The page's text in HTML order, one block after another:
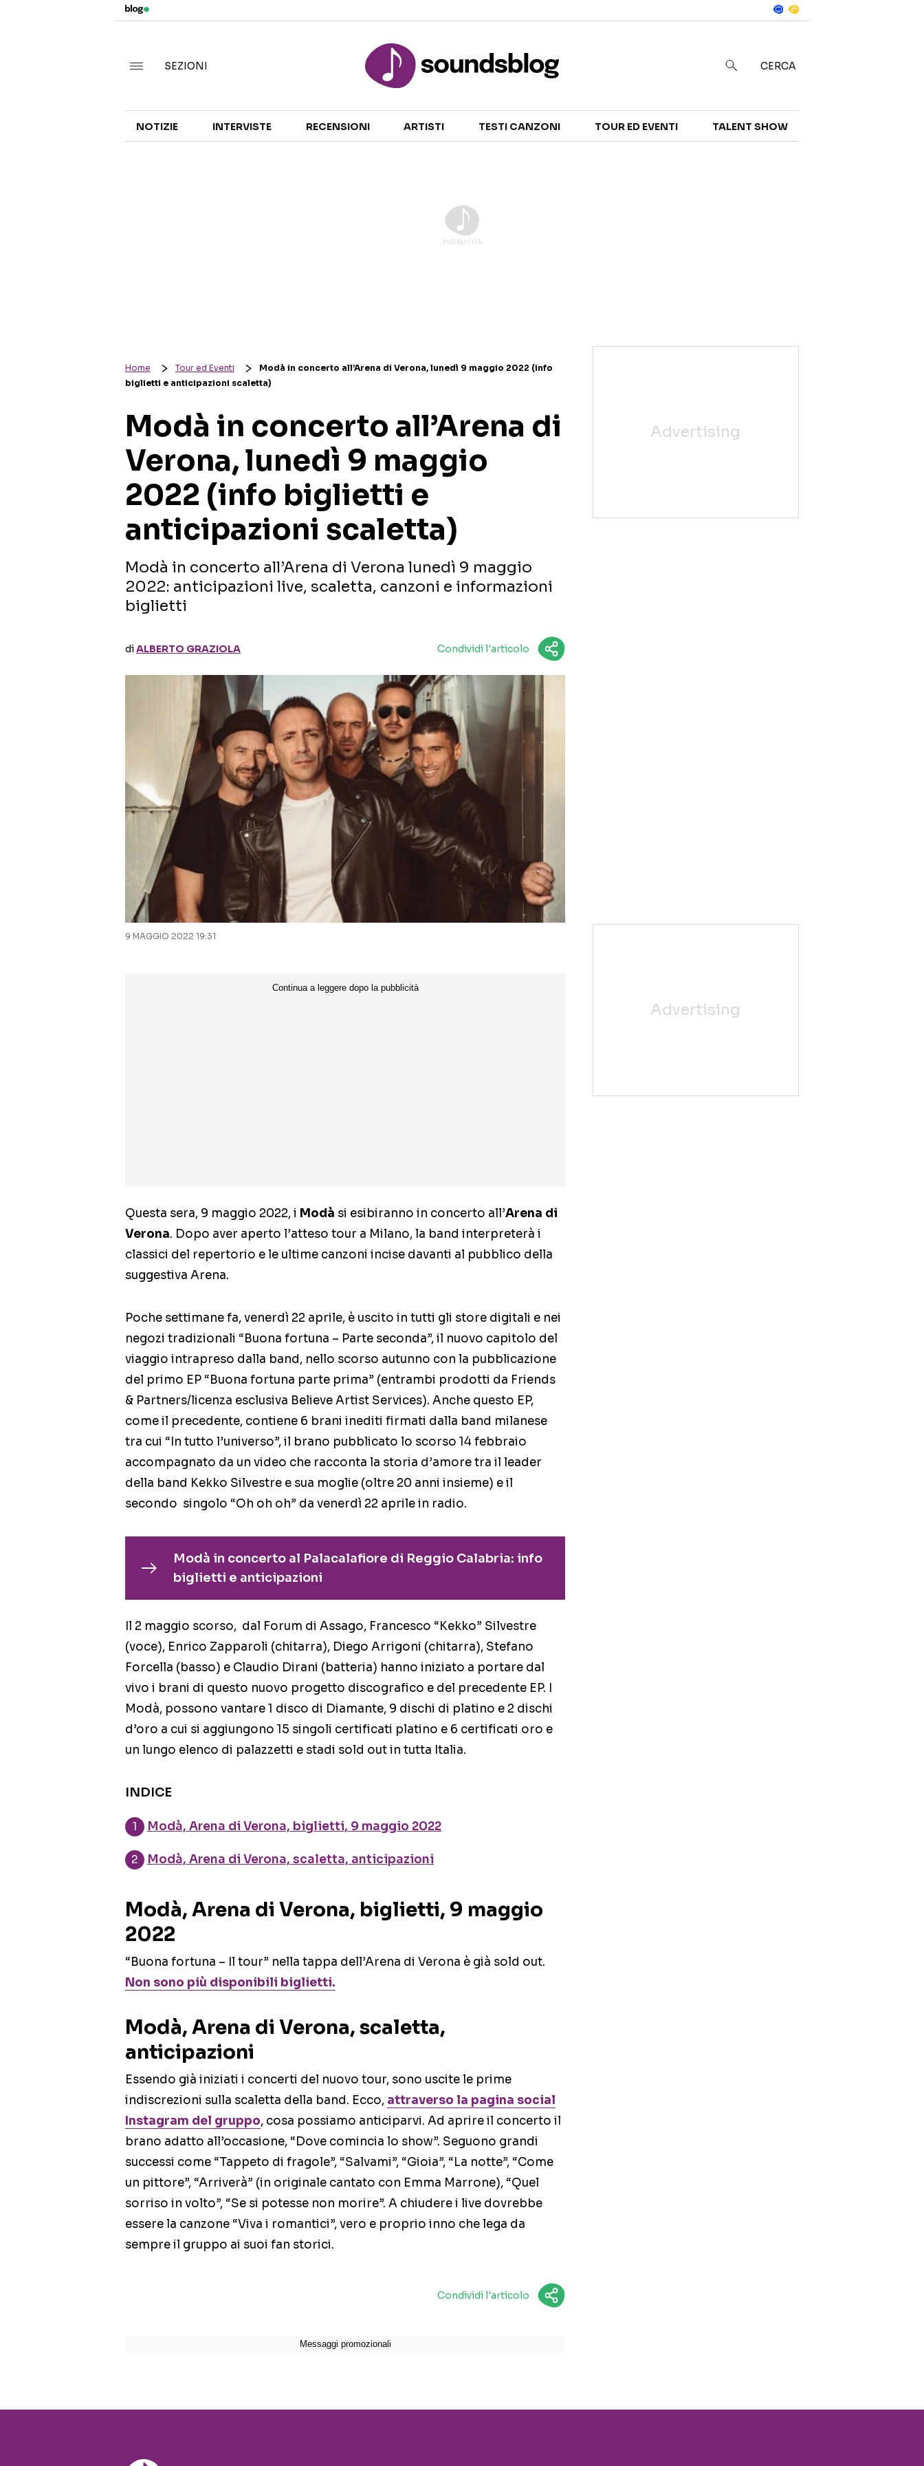
TALENT SHOW
SEZIONI CERCA
NOTIZIE INTERVISTE RECENSIONI ARTISTI TESTI CANZONI TOUR ED EVENTI TALENT SHOW
Home Tour ed Eventi
Modà in concerto all’Arena di Verona, lunedì 9 maggio 2022 (info
biglietti e anticipazioni scaletta)
Modà in concerto all’Arena di
Verona, lunedì 9 maggio
2022 (info biglietti e
anticipazioni scaletta)
Modà in concerto all’Arena di Verona lunedì 9 maggio
2022: anticipazioni live, scaletta, canzoni e informazioni
biglietti
diALBERTO GRAZIOLA Condividi l'articolo
9 MAGGIO 2022 19:31
Questa sera, 9 maggio 2022, i Modà si esibiranno in concerto all’Arena di
Verona. Dopo aver aperto l’atteso tour a Milano, la band interpreterà i
classici del repertorio e le ultime canzoni incise davanti al pubblico della
suggestiva Arena.
Poche settimane fa, venerdì 22 aprile, è uscito in tutti gli store digitali e nei
negozi tradizionali “Buona fortuna – Parte seconda”, il nuovo capitolo del
viaggio intrapreso dalla band, nello scorso autunno con la pubblicazione
del primo EP “Buona fortuna parte prima” (entrambi prodotti da Friends
& Partners/licenza esclusiva Believe Artist Services). Anche questo EP,
come il precedente, contiene 6 brani inediti firmati dalla band milanese
tra cui “In tutto l’universo”, il brano pubblicato lo scorso 14 febbraio
accompagnato da un video che racconta la storia d’amore tra il leader
della band Kekko Silvestre e sua moglie (oltre 20 anni insieme) e il
secondo singolo “Oh oh oh” da venerdì 22 aprile in radio.
Modà in concerto al Palacalafiore di Reggio Calabria: info
biglietti e anticipazioni
Il 2 maggio scorso, dal Forum di Assago, Francesco “Kekko” Silvestre
(voce), Enrico Zapparoli (chitarra), Diego Arrigoni (chitarra), Stefano
Forcella (basso) e Claudio Dirani (batteria) hanno iniziato a portare dal
vivo i brani di questo nuovo progetto discografico e del precedente EP. I
Modà, possono vantare 1 disco di Diamante, 9 dischi di platino e 2 dischi
d’oro a cui si aggiungono 15 singoli certificati platino e 6 certificati oro e
un lungo elenco di palazzetti e stadi sold out in tutta Italia.
INDICE
Modà, Arena di Verona, biglietti, 9 maggio 2022
Modà, Arena di Verona, scaletta, anticipazioni
Modà, Arena di Verona, biglietti, 9 maggio
2022
“Buona fortuna – Il tour” nella tappa dell’Arena di Verona è già sold out.
Non sono più disponibili biglietti.
Modà, Arena di Verona, scaletta,
anticipazioni
Essendo già iniziati i concerti del nuovo tour, sono uscite le prime
indiscrezioni sulla scaletta della band. Ecco, attraverso la pagina social
Instagram del gruppo, cosa possiamo anticiparvi. Ad aprire il concerto il
brano adatto all’occasione, “Dove comincia lo show”. Seguono grandi
successi come “Tappeto di fragole”, “Salvami”, “Gioia”, “La notte”, “Come
un pittore”, “Arriverà” (in originale cantato con Emma Marrone), “Quel
sorriso in volto”, “Se si potesse non morire”. A chiudere i live dovrebbe
essere la canzone “Viva i romantici”, vero e proprio inno che lega da
sempre il gruppo ai suoi fan storici.
Condividi l'articolo